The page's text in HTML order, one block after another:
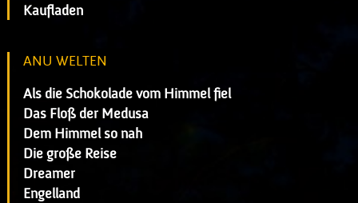
Kaufladen
ANU WELTEN
Als die Schokolade vom Himmel fiel
Das Floß der Medusa
Dem Himmel so nah
Die große Reise
Dreamer
Engelland